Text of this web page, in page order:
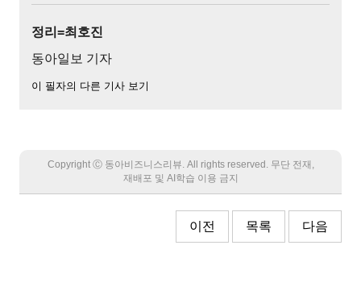
정리=최호진
동아일보 기자
이 필자의 다른 기사 보기
Copyright Ⓒ 동아비즈니스리뷰. All rights reserved. 무단 전재,
재배포 및 AI학습 이용 금지
이전 목록 다음